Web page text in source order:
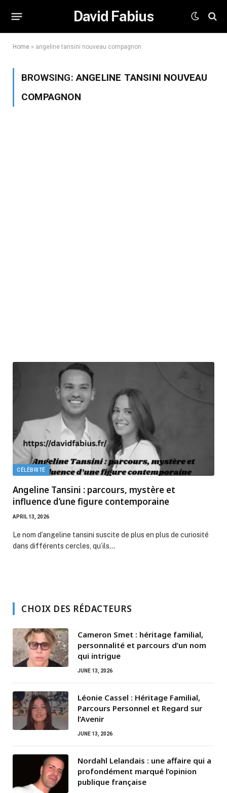
David Fabius
Home » angeline tansini nouveau compagnon
BROWSING:ANGELINE TANSINI NOUVEAU
COMPAGNON
CÉLÉBRITÉ
Angeline Tansini : parcours, mystère et
influence d’une figure contemporaine
APRIL 13, 2026
Le nom d’angeline tansini suscite de plus en plus de curiosité
dans différents cercles, qu’ils…
CHOIX DES RÉDACTEURS
Cameron Smet : héritage familial,
personnalité et parcours d’un nom
qui intrigue
JUNE 13, 2026
Léonie Cassel : Héritage Familial,
Parcours Personnel et Regard sur
l’Avenir
JUNE 13, 2026
Nordahl Lelandais : une affaire qui a
profondément marqué l’opinion
publique française